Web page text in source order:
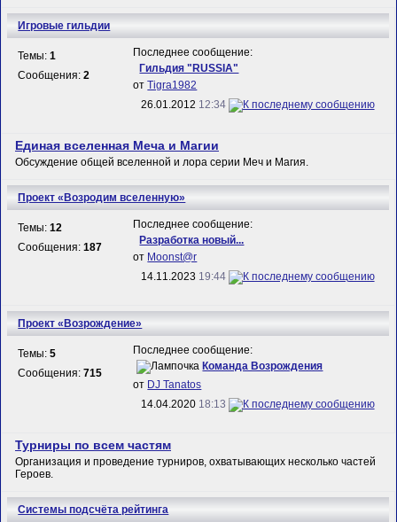
Игровые гильдии
Темы:1
Сообщения:2
Последнее сообщение:
Гильдия "RUSSIA"
отTigra1982
26.01.2012 12:34
Единая вселенная Меча и Магии
Обсуждение общей вселенной и лора серии Меч и Магия.
Проект «Возродим вселенную»
Темы:12
Сообщения:187
Последнее сообщение:
Разработка новый...
от Mооnst@r
14.11.2023 19:44
Проект «Возрождение»
Темы:5
Сообщения:715
Последнее сообщение:
Команда Возрождения
от DJ Tanatos
14.04.2020 18:13
Турниры по всем частям
Организация и проведение турниров, охватывающих несколько частей
Героев.
Системы подсчёта рейтинга